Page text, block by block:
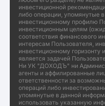
инвестиционной
либо операции, упомянутые
инвестиционному профилю
инвестиционным целям
соответствия финансового
интересам Пользователя,
инвестиционному горизонту
является задачей
Ни УК "ДОХОДЪ" ни
агенты и аффилированные
ответственности за
операций либо
упомянутые в данной
использовать указанную